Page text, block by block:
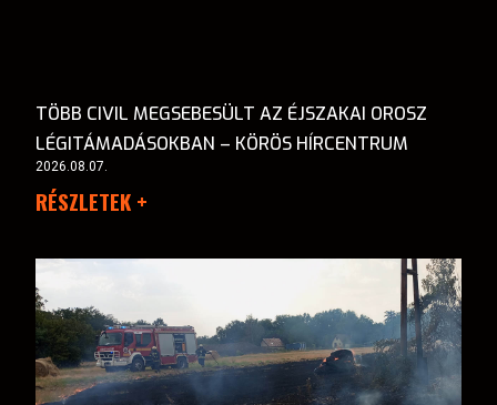
TÖBB CIVIL MEGSEBESÜLT AZ ÉJSZAKAI OROSZ
LÉGITÁMADÁSOKBAN – KÖRÖS HÍRCENTRUM
2026.08.07.
RÉSZLETEK +